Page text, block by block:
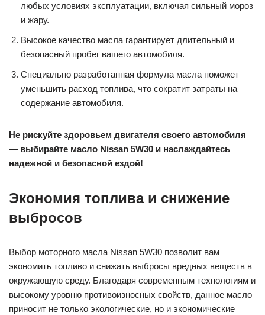
любых условиях эксплуатации, включая сильный мороз
и жару.
Высокое качество масла гарантирует длительный и
безопасный пробег вашего автомобиля.
Специально разработанная формула масла поможет
уменьшить расход топлива, что сократит затраты на
содержание автомобиля.
Не рискуйте здоровьем двигателя своего автомобиля
— выбирайте масло Nissan 5W30 и наслаждайтесь
надежной и безопасной ездой!
Экономия топлива и снижение
выбросов
Выбор моторного масла Nissan 5W30 позволит вам
экономить топливо и снижать выбросы вредных веществ в
окружающую среду. Благодаря современным технологиям и
высокому уровню противоизносных свойств, данное масло
приносит не только экологические, но и экономические